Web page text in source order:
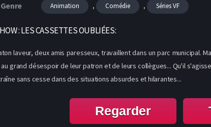
Genre Animation , Comédie , Séries VF
: LES CASSETTES OUBLIÉES:
laveur, deux amis paresseux, travaillent dans un parc
grand désespoir de leur patron et de leurs collègues... Qu'il
sans cesse dans des situations absurdes et hilarantes...
Regarder